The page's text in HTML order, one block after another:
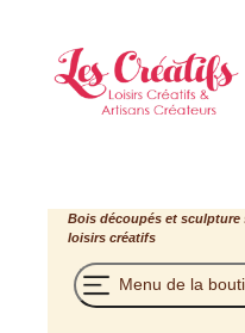
Bois découpés et
loisirs créatifs
Menu de la